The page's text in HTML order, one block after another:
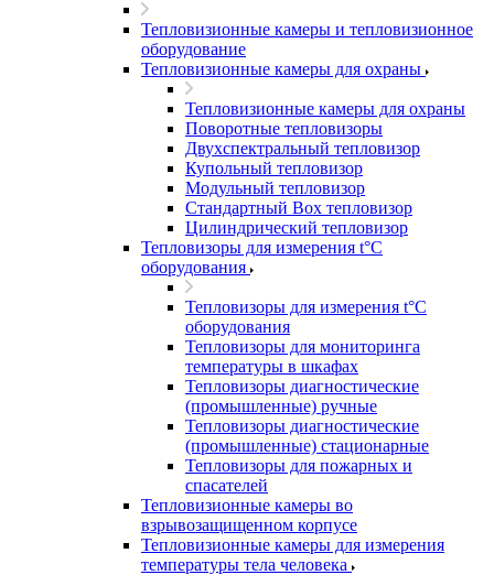
Тепловизионные камеры и тепловизионное
оборудование
Тепловизионные камеры для охраны
Тепловизионные камеры для охраны
Поворотные тепловизоры
Двухспектральный тепловизор
Купольный тепловизор
Модульный тепловизор
Стандартный Box тепловизор
Цилиндрический тепловизор
Тепловизоры для измерения t°С
оборудования
Тепловизоры для измерения t°С
оборудования
Тепловизоры для мониторинга
температуры в шкафах
Тепловизоры диагностические
(промышленные) ручные
Тепловизоры диагностические
(промышленные) стационарные
Тепловизоры для пожарных и
спасателей
Тепловизионные камеры во
взрывозащищенном корпусе
Тепловизионные камеры для измерения
температуры тела человека